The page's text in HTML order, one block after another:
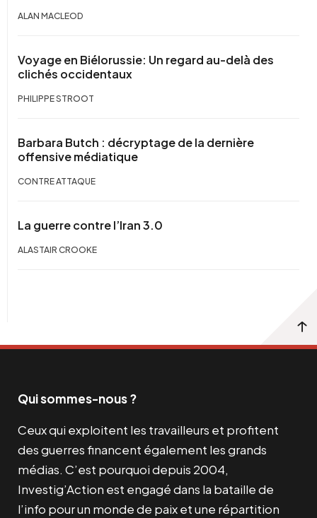
ALAN MACLEOD
Voyage en Biélorussie: Un regard au-delà des
clichés occidentaux
PHILIPPE STROOT
Barbara Butch : décryptage de la dernière
offensive médiatique
CONTRE ATTAQUE
La guerre contre l’Iran 3.0
ALASTAIR CROOKE
Qui sommes-nous ?
Ceux qui exploitent les travailleurs et profitent
des guerres financent également les grands
médias. C’est pourquoi depuis 2004,
Investig’Action est engagé dans la bataille de
l’info pour un monde de paix et une répartition